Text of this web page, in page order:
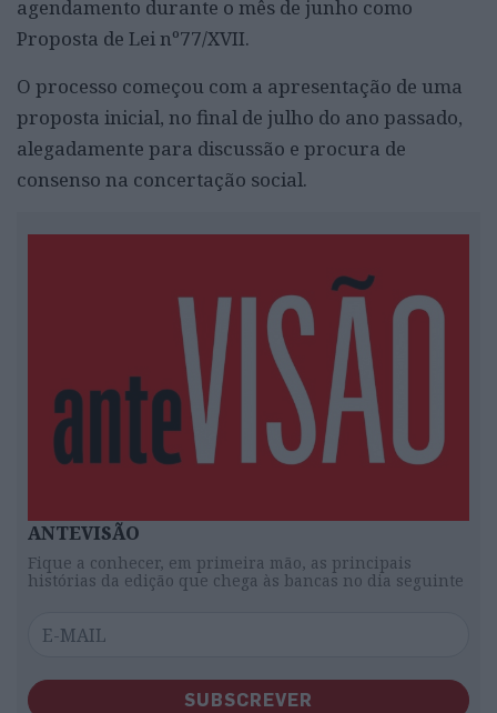
agendamento durante o mês de junho como
Proposta de Lei nº77/XVII.
O processo começou com a apresentação de uma
proposta inicial, no final de julho do ano passado,
alegadamente para discussão e procura de
consenso na concertação social.
ANTEVISÃO
Fique a conhecer, em primeira mão, as principais
histórias da edição que chega às bancas no dia seguinte
SUBSCREVER